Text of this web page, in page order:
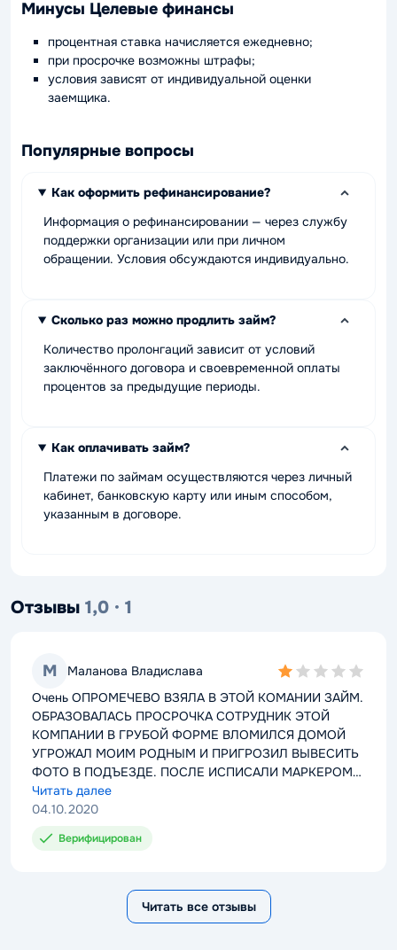
Минусы Целевые финансы
процентная ставка начисляется ежедневно;
при просрочке возможны штрафы;
условия зависят от индивидуальной оценки
заемщика.
Популярные вопросы
Как оформить рефинансирование?
Информация о рефинансировании — через службу
поддержки организации или при личном
обращении. Условия обсуждаются индивидуально.
Сколько раз можно продлить займ?
Количество пролонгаций зависит от условий
заключённого договора и своевременной оплаты
процентов за предыдущие периоды.
Как оплачивать займ?
Платежи по займам осуществляются через личный
кабинет, банковскую карту или иным способом,
указанным в договоре.
Отзывы 1,0 · 1
М Маланова Владислава
1,0
rating
Очень ОПРОМЕЧЕВО ВЗЯЛА В ЭТОЙ КОМАНИИ ЗАЙМ.
ОБРАЗОВАЛАСЬ ПРОСРОЧКА СОТРУДНИК ЭТОЙ
КОМПАНИИ В ГРУБОЙ ФОРМЕ ВЛОМИЛСЯ ДОМОЙ
УГРОЖАЛ МОИМ РОДНЫМ И ПРИГРОЗИЛ ВЫВЕСИТЬ
ФОТО В ПОДЪЕЗДЕ. ПОСЛЕ ИСПИСАЛИ МАРКЕРОМ
ЛИФТ С УГРОЗАМИ В МОЙ АДРЕС И В АДРЕС МОЕЙ
МАМЫ. ВХОДНУЮ ДВЕРЬ ТОЖЕ ИСПИСАЛИ. ПО
КОРРЕКТНОЕ ОБРАЩЕНИЕ. ОЧЕНЬ НЕ РЕКОМЕНДУЮ
Читать далее
04.10.2020
Верифицирован
Читать все отзывы